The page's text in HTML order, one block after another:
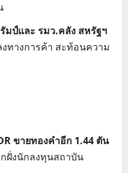
มป์และ รมว.คลัง สหรัฐฯ
ทางการค้า สะท้อนความ
ขายทองคำอีก 1.44 ตัน
ฝั่งนักลงทุนสถาบัน